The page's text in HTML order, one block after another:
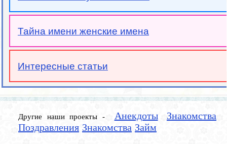
Тайна имени женские имена
Интересные статьи
Другие наши проекты - Анекдоты
Знакомства
Поздравления Знакомства Займ